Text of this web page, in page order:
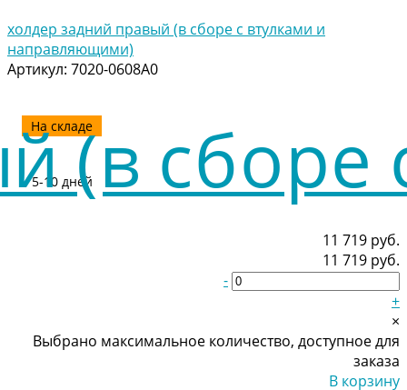
11 719 руб.
11 719 руб.
-
+
×
Выбрано максимальное количество, доступное для
заказа
В корзину
холдер задний правый (в сборе с втулками и
направляющими)
Артикул: 7020-0608A0
На складе
5-10 дней